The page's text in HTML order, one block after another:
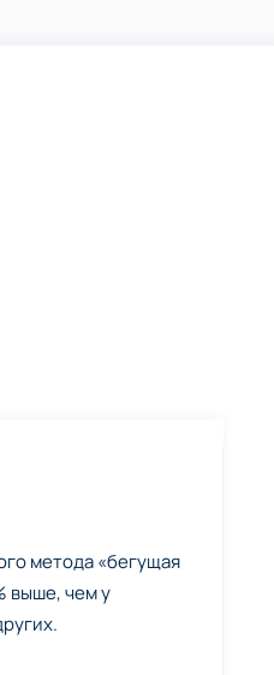
метода «бегущая
выше, чем у